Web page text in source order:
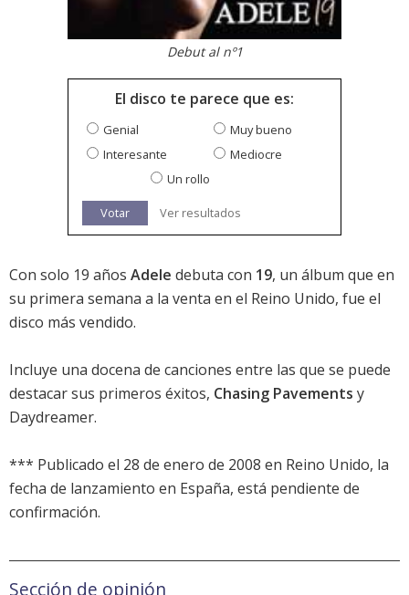
Debut al nº1
El disco te parece que es:
Genial
Muy bueno
Interesante
Mediocre
Un rollo
Votar Ver resultados
Con solo 19 años Adele debuta con 19, un álbum que en
su primera semana a la venta en el Reino Unido, fue el
disco más vendido.
Incluye una docena de canciones entre las que se puede
destacar sus primeros éxitos, Chasing Pavements y
Daydreamer.
*** Publicado el 28 de enero de 2008 en Reino Unido, la
fecha de lanzamiento en España, está pendiente de
confirmación.
Sección de opinión